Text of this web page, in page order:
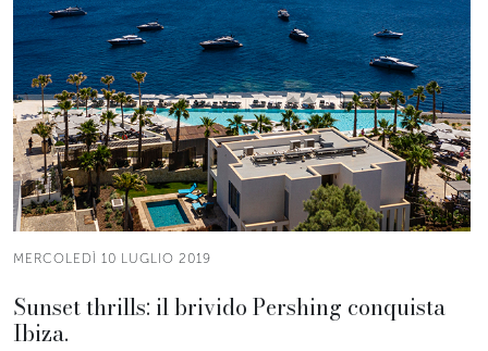
MERCOLEDÌ 10 LUGLIO 2019
Sunset thrills: il brivido Pershing conquista
Ibiza.